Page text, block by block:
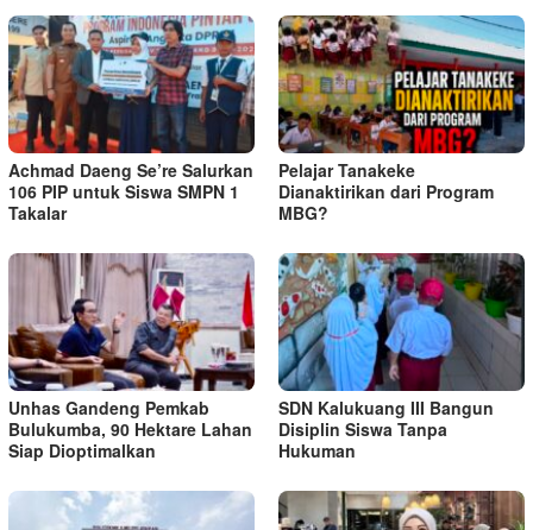
Achmad Daeng Se’re Salurkan
106 PIP untuk Siswa SMPN 1
Takalar
Pelajar Tanakeke
Dianaktirikan dari Program
MBG?
Unhas Gandeng Pemkab
Bulukumba, 90 Hektare Lahan
Siap Dioptimalkan
SDN Kalukuang III Bangun
Disiplin Siswa Tanpa
Hukuman